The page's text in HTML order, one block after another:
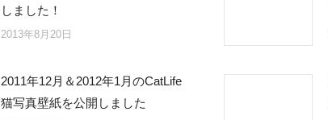
しました！
2013年8月20日
2011年12月＆2012年1月のCatLife
猫写真壁紙を公開しました